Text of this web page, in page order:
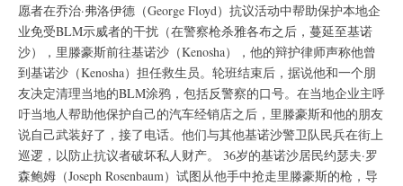
愿者在乔治·弗洛伊德（George Floyd）抗议活动中帮助保护本地企
业免受BLM示威者的干扰（在警察枪杀雅各布之后，蔓延至基诺
沙），里滕豪斯前往基诺沙（Kenosha），他的辩护律师声称他曾
到基诺沙（Kenosha）担任救生员。轮班结束后，据说他和一个朋
友决定清理当地的BLM涂鸦，包括反警察的口号。在当地企业主呼
吁当地人帮助他保护自己的汽车经销店之后，里滕豪斯和他的朋友
说自己武装好了，接了电话。他们与其他基诺沙警卫队民兵在街上
巡逻，以防止抗议者破坏私人财产。 36岁的基诺沙居民约瑟夫·罗
森鲍姆（Joseph Rosenbaum）试图从他手中抢走里滕豪斯的枪，导